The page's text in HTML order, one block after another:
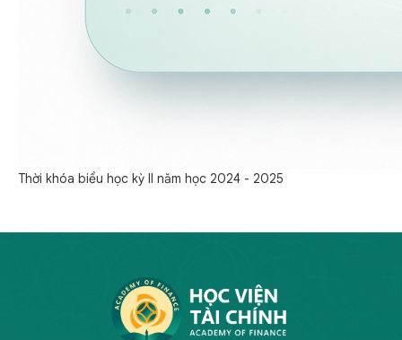
Thời khóa biểu học kỳ II năm học 2024 - 2025